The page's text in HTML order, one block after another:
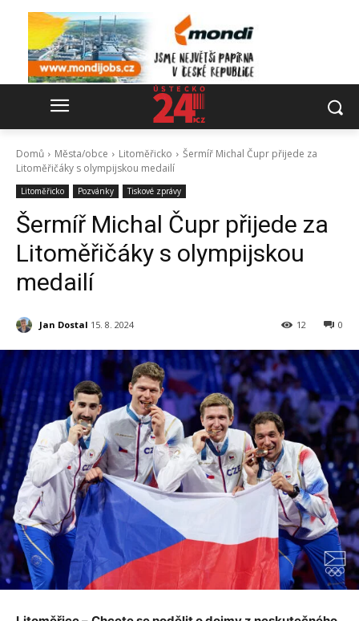
Domů Města/obce Litoměřicko
Šermíř Michal Čupr přijede za
Litoměřičáky s olympijskou medailí
Litoměřicko Pozvánky Tiskové zprávy
Šermíř Michal Čupr přijede za
Litoměřičáky s olympijskou
medailí
Jan Dostal 15. 8. 2024 0
12